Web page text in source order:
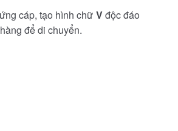
cáp, tạo hình chữ Vđộc đáo
để di chuyển.